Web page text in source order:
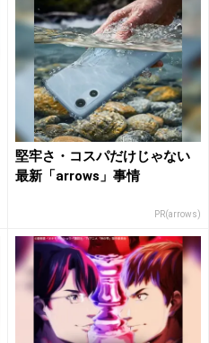
堅牢さ・コスパだけじゃない
最新「arrows」事情
PR(arrows)